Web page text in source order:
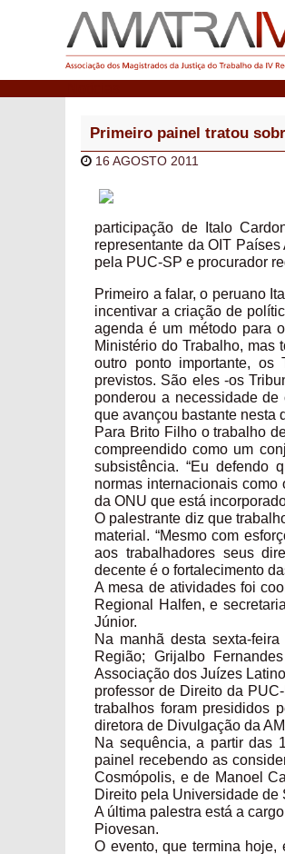
Primeiro painel tratou
16 AGOSTO 2011
participação de Italo
representante da OIT
pela PUC-SP e procurador
Primeiro a falar, o peruano
incentivar a criação de
agenda é um método para
Ministério do Trabalho, mas
outro ponto importante,
previstos. São eles -os
ponderou a necessidade
que avançou bastante nesta
Para Brito Filho o trabalho
compreendido como um
subsistência. “Eu defendo
normas internacionais
da ONU que está
O palestrante diz que
material. “Mesmo com
aos trabalhadores seus
decente é o fortalecimento
A mesa de atividades foi
Regional Halfen, e
Júnior.
Na manhã desta sexta-
Região; Grijalbo
Associação dos Juízes
professor de Direito da
trabalhos foram presididos
diretora de Divulgação da
Na sequência, a partir das
painel recebendo as
Cosmópolis, e de Manoel
Direito pela Universidade de
A última palestra está a
Piovesan.
O evento, que termina